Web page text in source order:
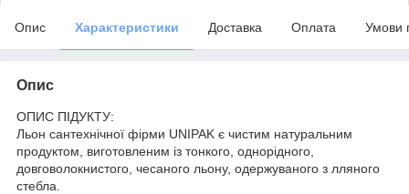
Опис Характеристики Доставка Оплата Умови
Опис
ОПИС ПІДУКТУ:
Льон сантехнічної фірми UNIPAK є чистим натуральним
продуктом, виготовленим із тонкого, однорідного,
довговолокнистого, чесаного льону, одержуваного з лляного
стебла.